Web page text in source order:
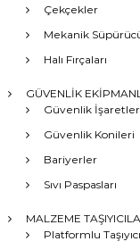
Çekçekler
Mekanik
Halı Fırçaları
GÜVENLİK
Güvenlik
Güvenlik Konileri
Bariyerler
Sıvı Paspasları
MALZEME
Platformlu